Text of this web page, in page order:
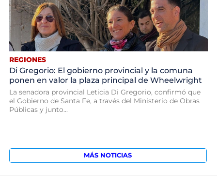
REGIONES
Di Gregorio: El gobierno provincial y la comuna
ponen en valor la plaza principal de Wheelwright
La senadora provincial Leticia Di Gregorio, confirmó que
el Gobierno de Santa Fe, a través del Ministerio de Obras
Públicas y junto...
MÁS NOTICIAS